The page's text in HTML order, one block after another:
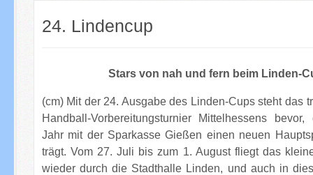
24. Lindencup
Stars von nah und fern beim Linden-
(cm) Mit der 24. Ausgabe des Linden-Cups steht das
Handball-Vorbereitungsturnier Mittelhessens
Jahr mit der Sparkasse Gießen einen neuen
trägt. Vom 27. Juli bis zum 1. August fliegt das
wieder durch die Stadthalle Linden, und auch in